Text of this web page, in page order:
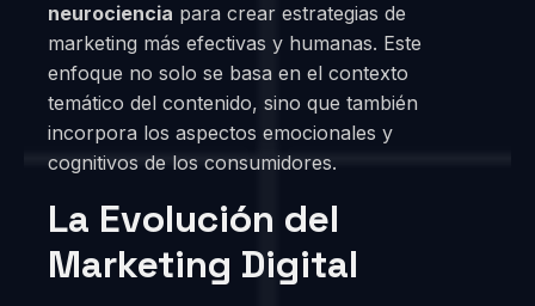
neurociencia para crear estrategias de
marketing más efectivas y humanas. Este
enfoque no solo se basa en el contexto
temático del contenido, sino que también
incorpora los aspectos emocionales y
cognitivos de los consumidores.
La Evolución del
Marketing Digital